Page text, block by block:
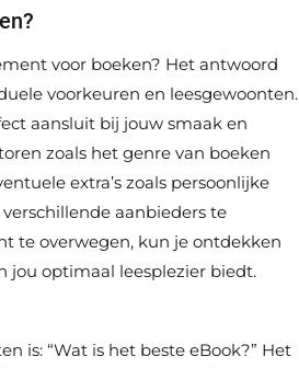
voor boeken? Het antwoord
voorkeuren en leesgewoonten.
aansluit bij jouw smaak en
zoals het genre van boeken
extra’s zoals persoonlijke
aanbieders te
te overwegen, kun je ontdekken
jou optimaal leesplezier biedt.
is: “Wat is het beste eBook?” Het